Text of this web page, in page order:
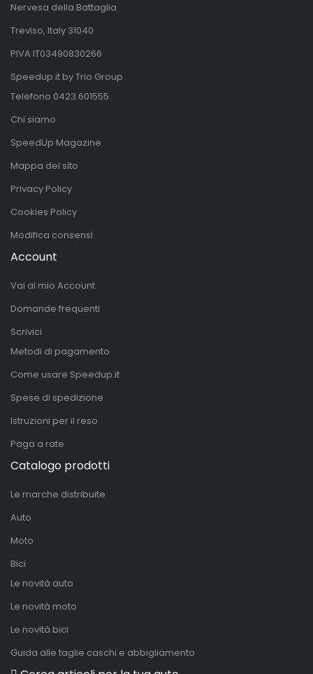
Nervesa della Battaglia
Treviso, Italy 31040
PIVA IT03490830266
Speedup.it by Trio Group
Telefono 0423.601555
Chi siamo
SpeedUp Magazine
Mappa del sito
Privacy Policy
Cookies Policy
Modifica consensi
Account
Vai al mio Account
Domande frequenti
Scrivici
Metodi di pagamento
Come usare Speedup.it
Spese di spedizione
Istruzioni per il reso
Paga a rate
Catalogo prodotti
Le marche distribuite
Auto
Moto
Bici
Le novità auto
Le novità moto
Le novità bici
Guida alle taglie caschi e abbigliamento